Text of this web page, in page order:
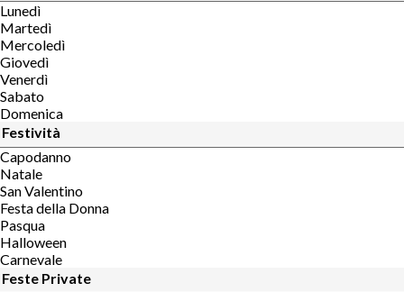
Lunedì
Martedì
Mercoledì
Giovedì
Venerdì
Sabato
Domenica
Festività
Capodanno
Natale
San Valentino
Festa della Donna
Pasqua
Halloween
Carnevale
Feste Private